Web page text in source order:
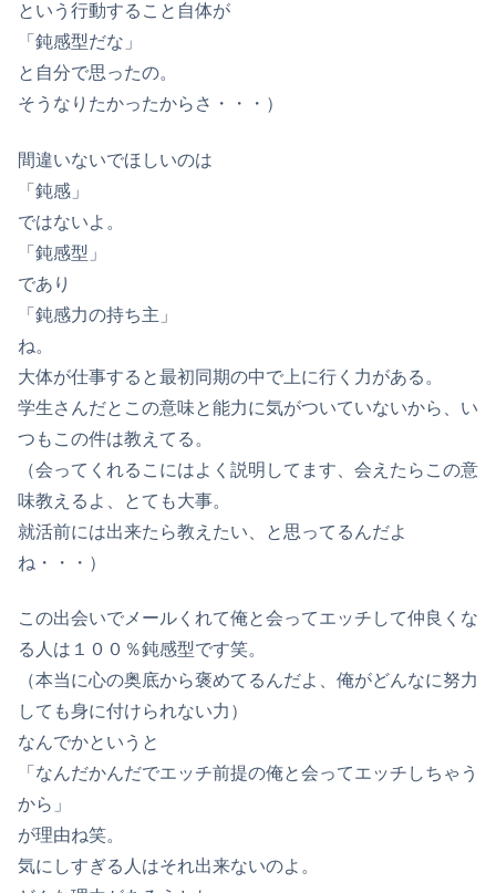
という行動すること自体が
「鈍感型だな」
と自分で思ったの。
そうなりたかったからさ・・・）
間違いないでほしいのは
「鈍感」
ではないよ。
「鈍感型」
であり
「鈍感力の持ち主」
ね。
大体が仕事すると最初同期の中で上に行く力がある。
学生さんだとこの意味と能力に気がついていないから、い
つもこの件は教えてる。
（会ってくれるこにはよく説明してます、会えたらこの意
味教えるよ、とても大事。
就活前には出来たら教えたい、と思ってるんだよ
ね・・・）
この出会いでメールくれて俺と会ってエッチして仲良くな
る人は１００％鈍感型です笑。
（本当に心の奥底から褒めてるんだよ、俺がどんなに努力
しても身に付けられない力）
なんでかというと
「なんだかんだでエッチ前提の俺と会ってエッチしちゃう
から」
が理由ね笑。
気にしすぎる人はそれ出来ないのよ。